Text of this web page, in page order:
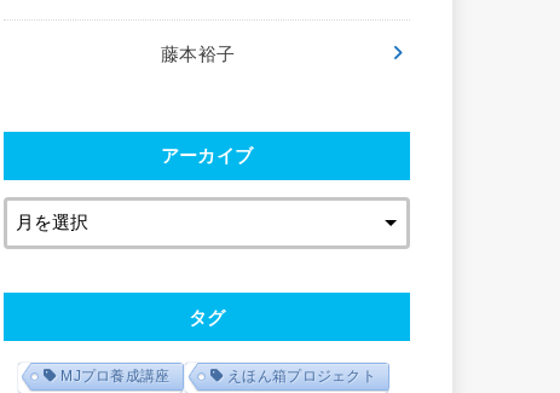
藤本裕子
アーカイブ
タグ
MJプロ養成講座 えほん箱プロジェクト